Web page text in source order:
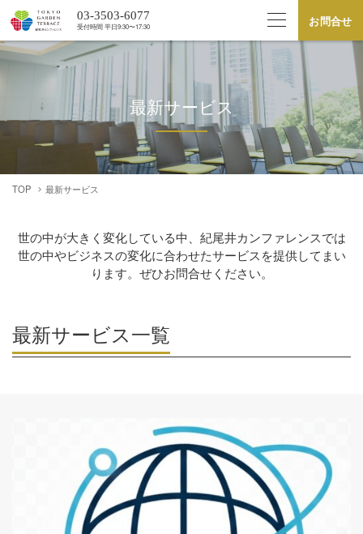
03-3503-6077
受付時間 平⽇9:30〜17:30 お問合せ
最新サービス
TOP 最新サービス
世の中が大きく変化している中、紀尾井カンファレンスでは
世の中やビジネスの変化に合わせたサービスを提供してまい
ります。ぜひお問合せください。
最新サービス⼀覧